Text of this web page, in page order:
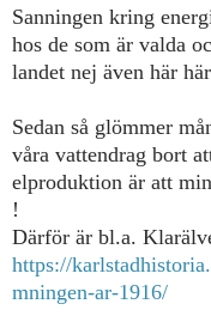
Sanningen kring
hos de som är valda
landet nej även här
Sedan så glömmer
våra vattendrag bort
elproduktion är att
!
Därför är bl.a.
https://
mningen-ar-1916/